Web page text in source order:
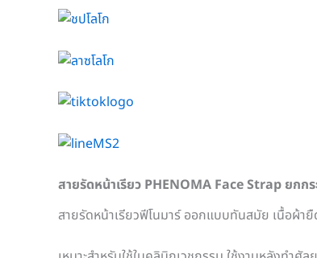
สายรัดหน้าเรียว PHENOMA Face Strap ยกก
สายรัดหน้าเรียวฟีโนมาร์ ออกแบบทันสมัย เนื้อผ้